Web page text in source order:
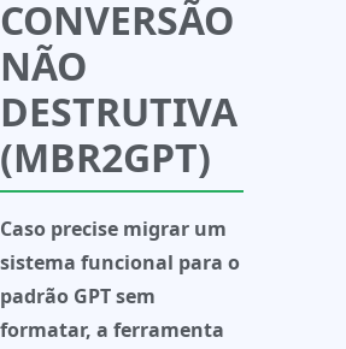
CONVERSÃO
NÃO
DESTRUTIVA
(MBR2GPT)
Caso precise migrar um
sistema funcional para o
padrão GPT sem
formatar, a ferramenta